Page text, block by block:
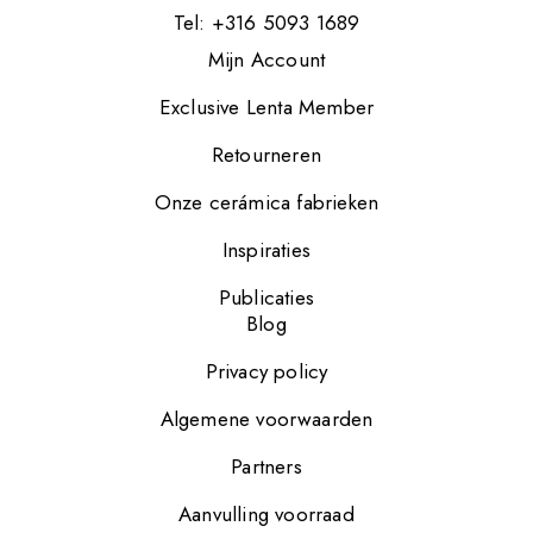
Tel: +316 5093 1689
Mijn Account
Exclusive Lenta Member
Retourneren
Onze cerámica fabrieken
Inspiraties
Publicaties
Blog
Privacy policy
Algemene voorwaarden
Partners
Aanvulling voorraad